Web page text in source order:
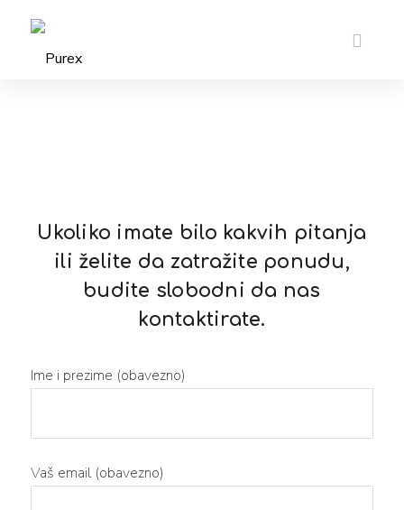
Ukoliko imate bilo kakvih pitanja
ili želite da zatražite ponudu,
budite slobodni da nas
kontaktirate.
Ime i prezime (obavezno)
Vaš email (obavezno)